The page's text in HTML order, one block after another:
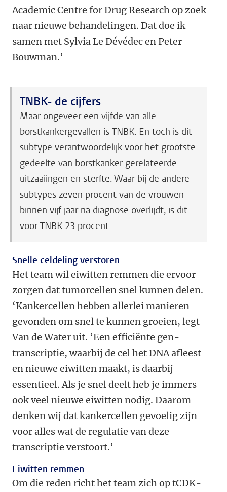
Academic Centre for Drug Research op zoek
naar nieuwe behandelingen. Dat doe ik
samen met Sylvia Le Dévédec en Peter
Bouwman.’
TNBK- de cijfers
Maar ongeveer een vijfde van alle
borstkankergevallen is TNBK. En toch is dit
subtype verantwoordelijk voor het grootste
gedeelte van borstkanker gerelateerde
uitzaaiingen en sterfte. Waar bij de andere
subtypes zeven procent van de vrouwen
binnen vijf jaar na diagnose overlijdt, is dit
voor TNBK 23 procent.
Snelle celdeling verstoren
Het team wil eiwitten remmen die ervoor
zorgen dat tumorcellen snel kunnen delen.
‘Kankercellen hebben allerlei manieren
gevonden om snel te kunnen groeien, legt
Van de Water uit. ‘Een efficiënte gen-
transcriptie, waarbij de cel het DNA afleest
en nieuwe eiwitten maakt, is daarbij
essentieel. Als je snel deelt heb je immers
ook veel nieuwe eiwitten nodig. Daarom
denken wij dat kankercellen gevoelig zijn
voor alles wat de regulatie van deze
transcriptie verstoort.’
Eiwitten remmen
Om die reden richt het team zich op tCDK-